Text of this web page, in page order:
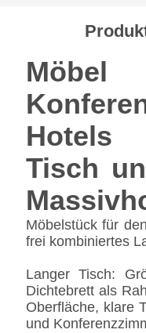
Hotels
Tisch
Möbelstück für
frei kombiniertes
Langer Tisch:
Dichtebrett als
Oberfläche, klare
und